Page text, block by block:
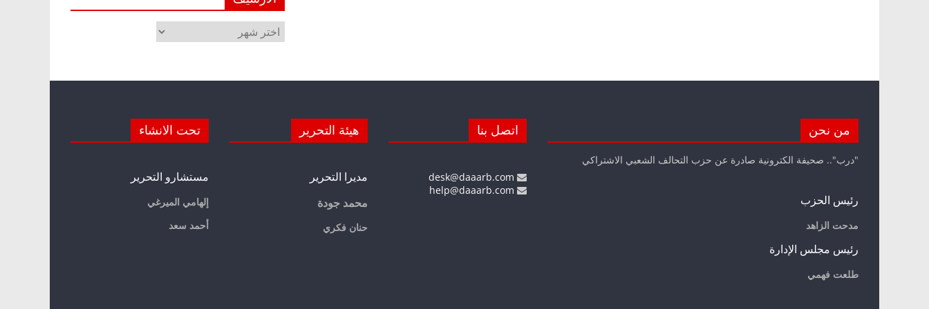
الأرشيف
من نحن
"درب".. صحيفة الكترونية صادرة عن حزب التحالف الشعبي الاشتراكي
رئيس الحزب
مدحت الزاهد
رئيس مجلس الإدارة
طلعت فهمي
اتصل بنا هيئة التحرير
مديرا التحرير
محمد جودة
حنان فكري
تحت الانشاء
مستشارو التحرير
إلهامي الميرغي
أحمد سعد